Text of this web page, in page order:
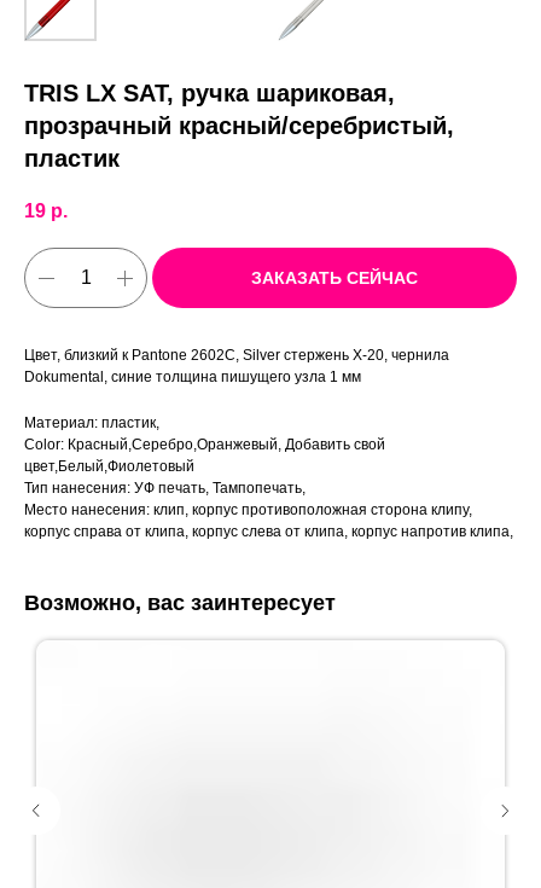
TRIS LX SAT, ручка шариковая,
прозрачный красный/серебристый,
пластик
19 р.
ЗАКАЗАТЬ СЕЙЧАС
Цвет, близкий к Pantone 2602C, Silver стержень Х-20, чернила
Dokumental, синие толщина пишущего узла 1 мм
Материал: пластик,
Color: Красный,Серебро,Оранжевый, Добавить свой
цвет,Белый,Фиолетовый
Тип нанесения: УФ печать, Тампопечать,
Место нанесения: клип, корпус противоположная сторона клипу,
корпус справа от клипа, корпус слева от клипа, корпус напротив клипа,
Возможно, вас заинтересует